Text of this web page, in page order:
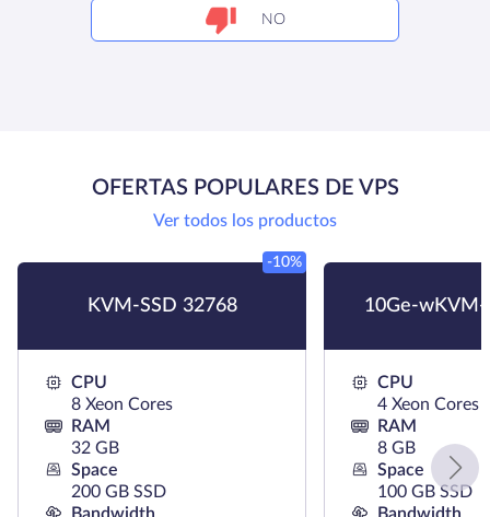
NO
OFERTAS POPULARES DE VPS
Ver todos los productos
KVM-SSD 32768
-10%
CPU
8 Xeon Cores
RAM
32 GB
Space
200 GB SSD
10Ge-wKVM-
CPU
4 Xeon Cores
RAM
8 GB
Space
100 GB SSD